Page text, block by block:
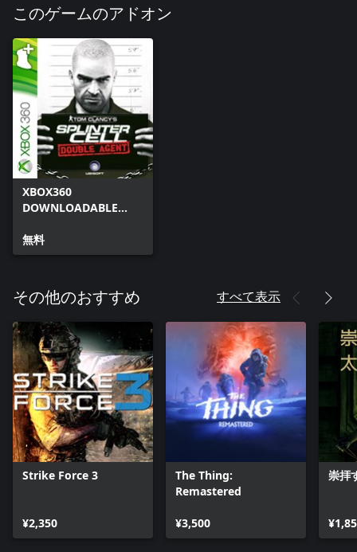
このゲームのアドオン
XBOX360
DOWNLOADABLE
無料
その他のおすすめ すべて表示
Strike Force 3
¥2,350
The Thing:
Remastered
¥3,500
崇拝